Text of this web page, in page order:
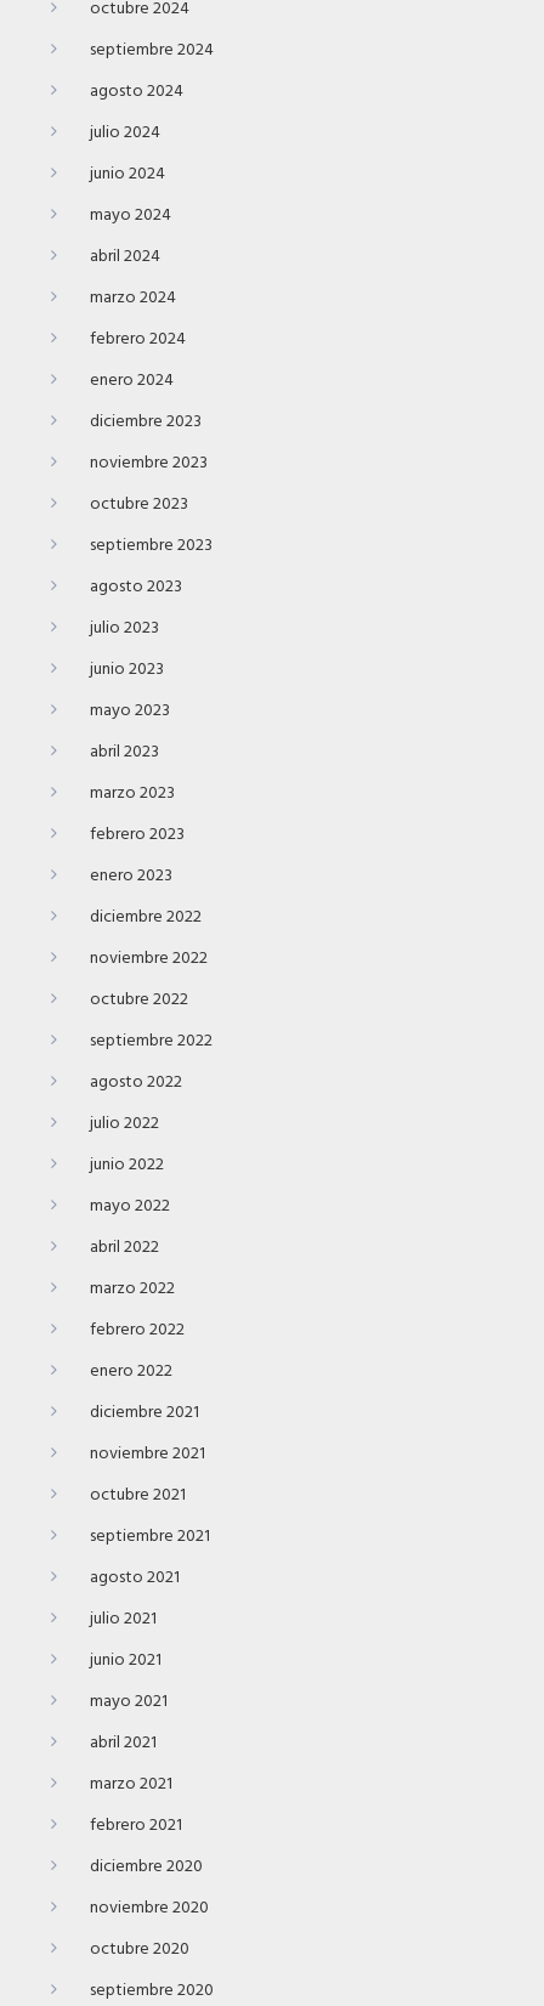
octubre 2024
septiembre 2024
agosto 2024
julio 2024
junio 2024
mayo 2024
abril 2024
marzo 2024
febrero 2024
enero 2024
diciembre 2023
noviembre 2023
octubre 2023
septiembre 2023
agosto 2023
julio 2023
junio 2023
mayo 2023
abril 2023
marzo 2023
febrero 2023
enero 2023
diciembre 2022
noviembre 2022
octubre 2022
septiembre 2022
agosto 2022
julio 2022
junio 2022
mayo 2022
abril 2022
marzo 2022
febrero 2022
enero 2022
diciembre 2021
noviembre 2021
octubre 2021
septiembre 2021
agosto 2021
julio 2021
junio 2021
mayo 2021
abril 2021
marzo 2021
febrero 2021
diciembre 2020
noviembre 2020
octubre 2020
septiembre 2020